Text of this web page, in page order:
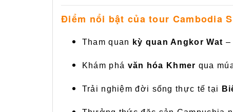
Điểm nổi bật của tour Cambodia
Tham quan kỳ quan Angkor Wat –
Khám phá văn hóa Khmer qua
Trải nghiệm đời sống thực tế tại